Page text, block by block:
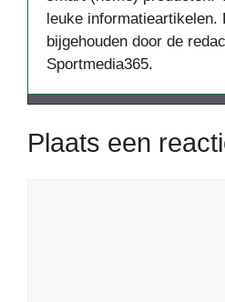
leuke informatieartikelen.
bijgehouden door de
Sportmedia365.
Plaats een